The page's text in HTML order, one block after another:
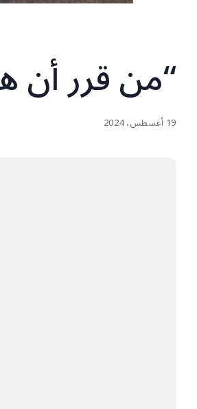
“من قرر أن
19 أغسطس، 2024